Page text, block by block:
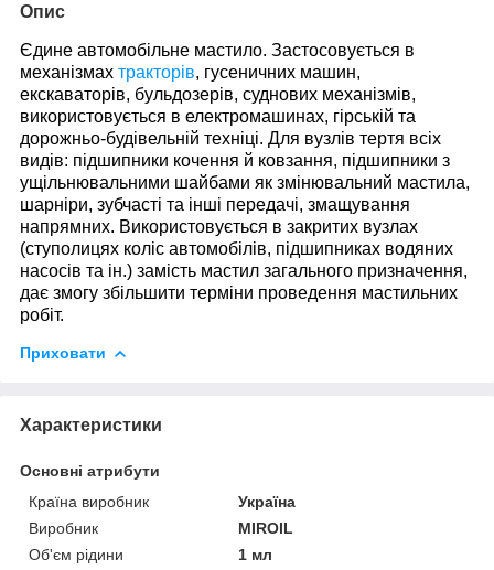
Опис
Єдине автомобільне мастило. Застосовується в
механізмах тракторів, гусеничних машин,
екскаваторів, бульдозерів, суднових механізмів,
використовується в електромашинах, гірській та
дорожньо-будівельній техніці. Для вузлів тертя всіх
видів: підшипники кочення й ковзання, підшипники з
ущільнювальними шайбами як змінювальний мастила,
шарніри, зубчасті та інші передачі, змащування
напрямних. Використовується в закритих вузлах
(ступолицях коліс автомобілів, підшипниках водяних
насосів та ін.) замість мастил загального призначення,
дає змогу збільшити терміни проведення мастильних
робіт.
Приховати
Характеристики
Основні атрибути
Країна виробник
Україна
Виробник
MIROIL
Об'єм рідини
1 мл